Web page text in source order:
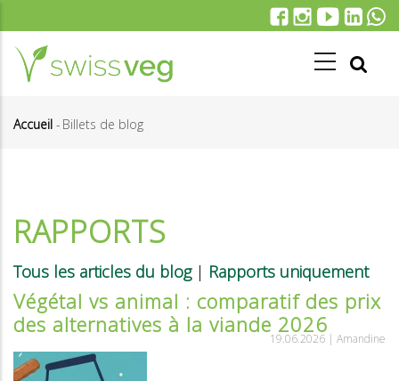
au
contenu
principal
Accueil - Billets de blog
RAPPORTS
Tous les articles du blog| Rapports uniquement
Végétal vs animal : comparatif des prix
des alternatives à la viande 2026
19.06.2026 | Amandine